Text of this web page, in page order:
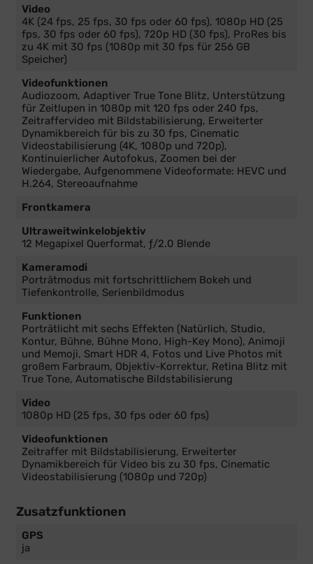
Video
4K (24 fps, 25 fps, 30 fps oder 60 fps), 1080p HD (25
fps, 30 fps oder 60 fps), 720p HD (30 fps), ProRes bis
zu 4K mit 30 fps (1080p mit 30 fps für 256 GB
Speicher)
Videofunktionen
Audiozoom, Adaptiver True Tone Blitz, Unterstützung
für Zeitlupen in 1080p mit 120 fps oder 240 fps,
Zeitraffervideo mit Bildstabilisierung, Erweiterter
Dynamikbereich für bis zu 30 fps, Cinematic
Videostabilisierung (4K, 1080p und 720p),
Kontinuierlicher Autofokus, Zoomen bei der
Wiedergabe, Aufgenommene Videoformate: HEVC und
H.264, Stereoaufnahme
Frontkamera
Ultraweitwinkelobjektiv
12 Megapixel Querformat, ƒ/2.0 Blende
Kameramodi
Porträtmodus mit fortschrittlichem Bokeh und
Tiefenkontrolle, Serienbildmodus
Funktionen
Porträtlicht mit sechs Effekten (Natürlich, Studio,
Kontur, Bühne, Bühne Mono, High-Key Mono), Animoji
und Memoji, Smart HDR 4, Fotos und Live Photos mit
großem Farbraum, Objektiv-Korrektur, Retina Blitz mit
True Tone, Automatische Bildstabilisierung
Video
1080p HD (25 fps, 30 fps oder 60 fps)
Videofunktionen
Zeitraffer mit Bildstabilisierung, Erweiterter
Dynamikbereich für Video bis zu 30 fps, Cinematic
Videostabilisierung (1080p und 720p)
Zusatzfunktionen
GPS
ja